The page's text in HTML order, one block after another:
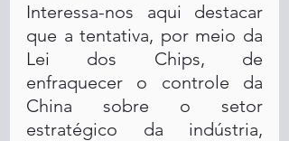
Interessa-nos aqui destacar
que a tentativa, por meio da
Lei dos Chips, de
enfraquecer o controle da
China sobre o setor
estratégico da indústria,